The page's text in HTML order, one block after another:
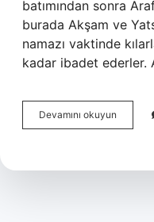
batımından sonra
burada Akşam ve
namazı vaktinde
kadar ibadet ederler.
Devamını okuyun
Vakfesi
2024